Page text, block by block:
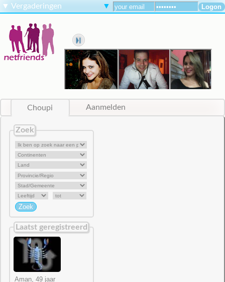
▼ Vergaderingen ▼
Choupi Aanmelden
Zoek
Laatst geregistreerd